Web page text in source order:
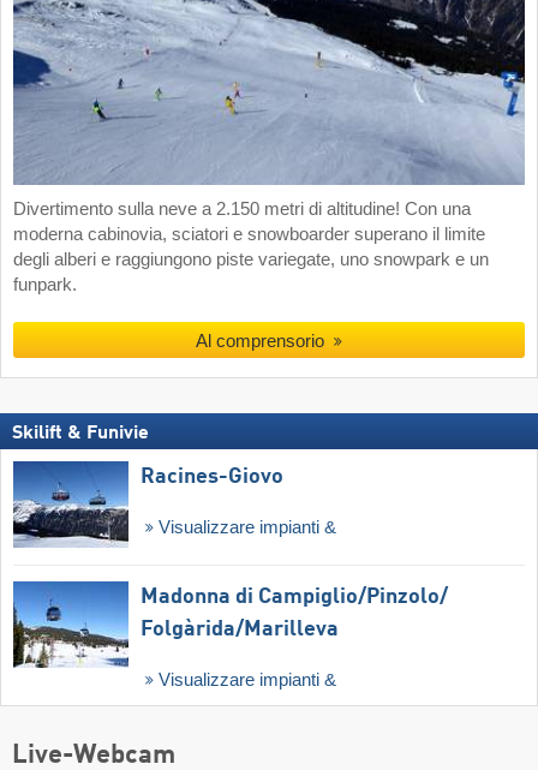
Divertimento sulla neve a 2.150 metri di altitudine! Con una
moderna cabinovia, sciatori e snowboarder superano il limite
degli alberi e raggiungono piste variegate, uno snowpark e un
funpark.
Al comprensorio
Skilift & Funivie
Racines-Giovo
Visualizzare impianti &
Madonna di Campiglio/​Pinzolo/​
Folgàrida/​Marilleva
Visualizzare impianti &
Live-Webcam